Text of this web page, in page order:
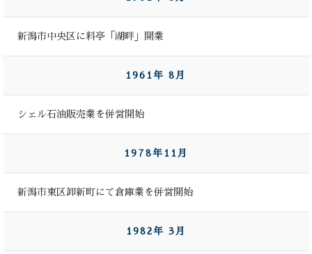
新潟市中央区に料亭「湖畔」開業
1961年 8月
シェル石油販売業を併営開始
1978年11月
新潟市東区卸新町にて倉庫業を併営開始
1982年 3月